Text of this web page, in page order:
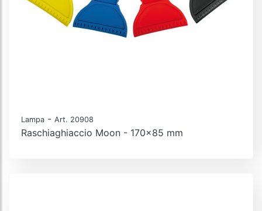
Lampa - Art. 20908
Raschiaghiaccio Moon - 170x85 mm